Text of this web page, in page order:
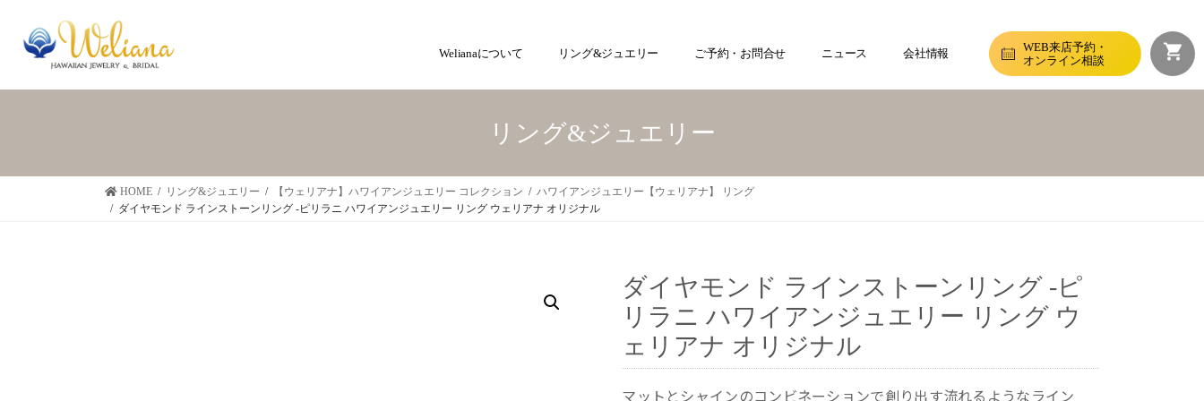
Welianaについて リング&ジュエリー ご予約・お問合せ ニュース 会社情報
WEB来店予約・
オンライン相談
リング&ジュエリー
HOME リング&ジュエリー 【ウェリアナ】ハワイアンジュエリー コレクション
ハワイアンジュエリー【ウェリアナ】 リング
ダイヤモンド ラインストーンリング -ピリラニ ハワイアンジュエリー リング ウェリアナ オリジナル
ダイヤモンド ラインストーンリング -ピ
リラニ ハワイアンジュエリー リング ウ
ェリアナ オリジナル
マットとシャインのコンビネーションで創り出す流れるようなライン